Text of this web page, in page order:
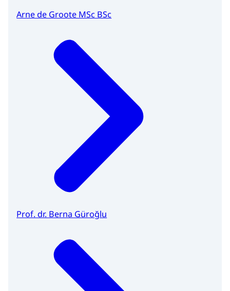
Arne de Groote MSc BSc
Prof. dr. Berna Güroğlu